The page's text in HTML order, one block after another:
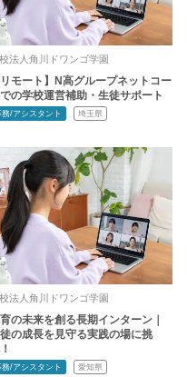
法人角川ドワンゴ学園
リモート】N高グループネットコー
の学校運営補助・生徒サポート
務/アシスタント 埼玉県
法人角川ドワンゴ学園
の未来を創る長期インターン｜
の成長を見守る実践の場に挑
務/アシスタント 愛知県